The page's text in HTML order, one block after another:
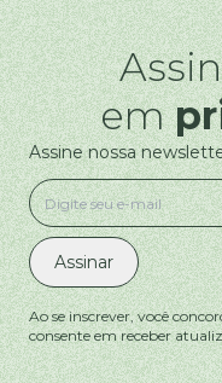
em
Assine nossa
Assinar
Ao se inscrever, você
consente em receber